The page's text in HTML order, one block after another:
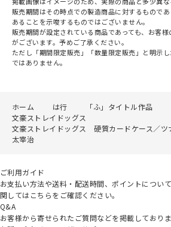
販売期間はその時点での製造商品に対するもので
あることを示唆するものではございません。
販売期間が設定されている商品であっても、お客
がございます。予めご了承ください。
ただし「期間限定販売」「数量限定販売」と明示
ではありません。
ホーム は行
「ふ」タイトル作品
文豪ストレイドッグス
文豪ストレイドッグス 硬質カードケース／
太宰治
ご利用ガイド
お支払い方法や送料・配送時間、ポイントについ
関してはこちらをご確認ください。
Q&A
お客様から寄せられたご質問などを掲載しておりま